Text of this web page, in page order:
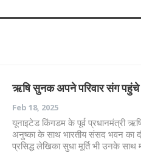
ऋषि सुनक अपने परिवार संग पहुंचे
Feb 18, 2025
यूनाइटेड किंगडम के पूर्व प्रधानमंत्री
अनुष्का के साथ भारतीय संसद भवन का
प्रसिद्ध लेखिका सुधा मूर्ति भी उनके